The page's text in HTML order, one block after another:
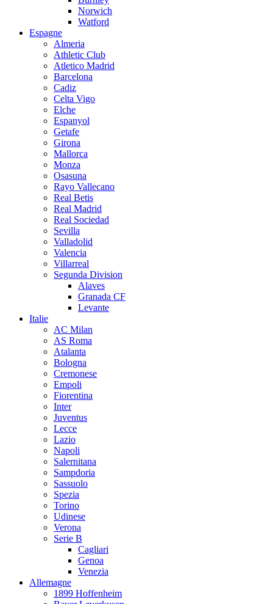
Norwich
Watford
Espagne
Almeria
Athletic Club
Atletico Madrid
Barcelona
Cadiz
Celta Vigo
Elche
Espanyol
Getafe
Girona
Mallorca
Monza
Osasuna
Rayo Vallecano
Real Betis
Real Madrid
Real Sociedad
Sevilla
Valladolid
Valencia
Villarreal
Segunda Division
Alaves
Granada CF
Levante
Italie
AC Milan
AS Roma
Atalanta
Bologna
Cremonese
Empoli
Fiorentina
Inter
Juventus
Lecce
Lazio
Napoli
Salernitana
Sampdoria
Sassuolo
Spezia
Torino
Udinese
Verona
Serie B
Cagliari
Genoa
Venezia
Allemagne
1899 Hoffenheim